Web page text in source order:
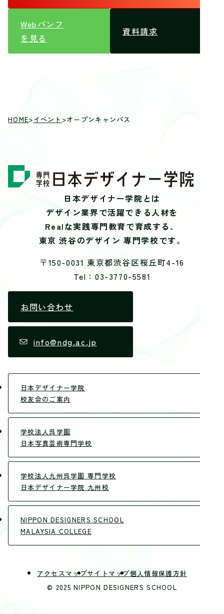
り
Webパンフ
を見る
資料請求
HOME>イベント >オープンキャンパス
日本デザイナー学院とは
デザイン業界で活躍できる人材を
Realな実践専門教育で育成する、
東京 渋谷のデザイン 専門学校です。
〒150-0031 東京都渋谷区桜丘町4-16
Tel：03-3770-5581
お問い合わせ
info@ndg.ac.jp
日本デザイナー学院
校友会のご案内
学校法人呉学園
日本写真芸術専門学校
学校法人九州呉学園 専門学校
日本デザイナー学院 九州校
NIPPON DESIGNERS SCHOOL
MALAYSIA COLLEGE
アクセスマップサイトマップ個人情報保護方針
© 2025 NIPPON DESIGNERS SCHOOL